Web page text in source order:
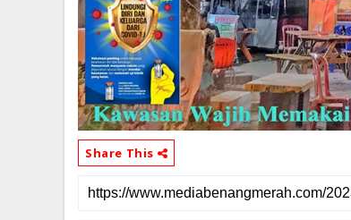
Share This